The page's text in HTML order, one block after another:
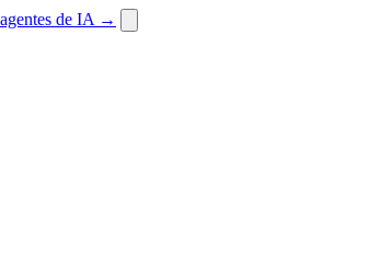
de IA →